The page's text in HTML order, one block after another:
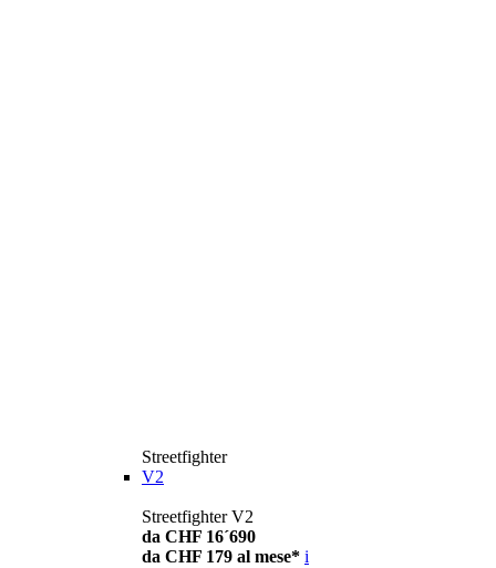
Streetfighter
V2
Streetfighter V2
da CHF 16´690
da CHF 179 al mese* i